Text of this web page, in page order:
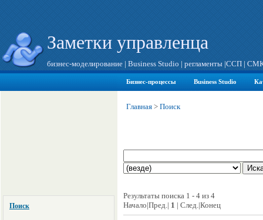
Заметки управленца
бизнес-моделирование | Business Studio | регламенты |ССП |
Бизнес-процессы Business Studio
Поиск
Главная > Поиск
Результаты поиска 1 - 4 из 4
Начало|Пред.| 1 | След.|Конец